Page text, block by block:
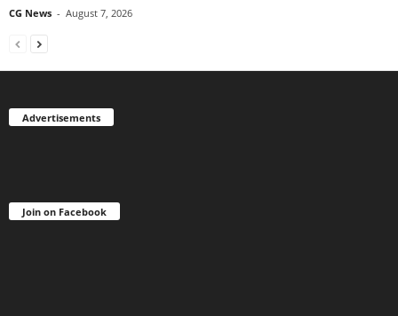
CG News - August 7, 2026
Advertisements
Join on Facebook